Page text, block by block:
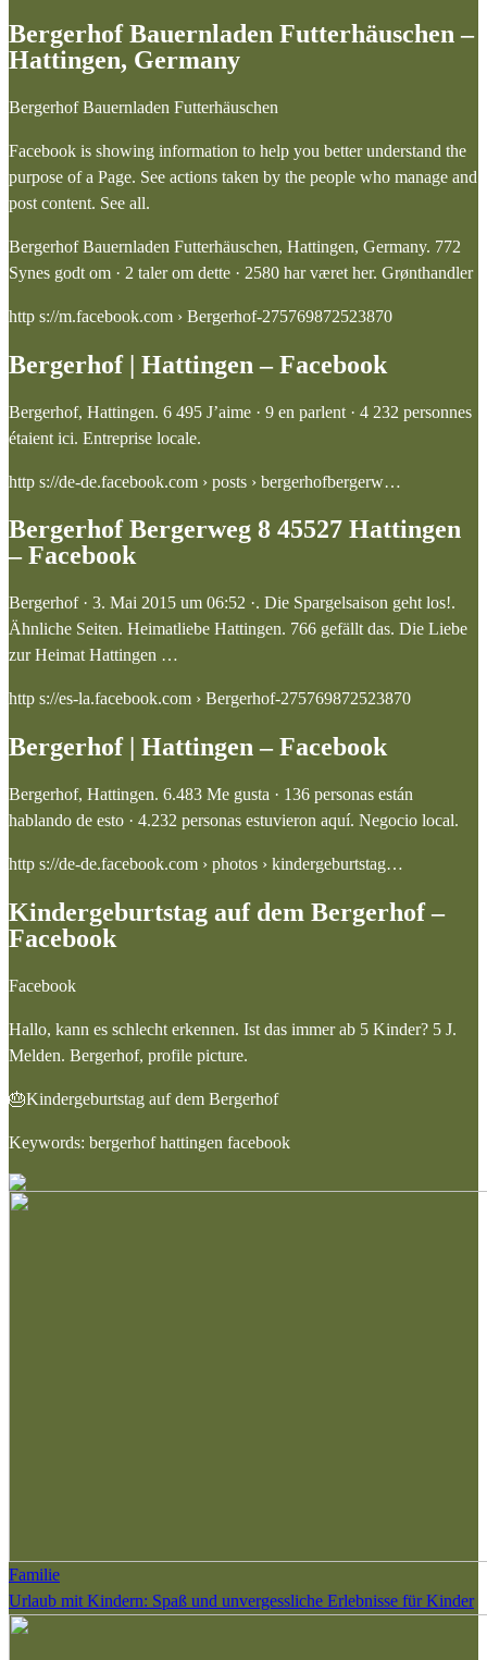
Bergerhof Bauernladen Futterhäuschen –
Hattingen, Germany
Bergerhof Bauernladen Futterhäuschen
Facebook is showing information to help you better understand the
purpose of a Page. See actions taken by the people who manage and
post content. See all.
Bergerhof Bauernladen Futterhäuschen, Hattingen, Germany. 772
Synes godt om · 2 taler om dette · 2580 har været her. Grønthandler
http s://m.facebook.com › Bergerhof-275769872523870
Bergerhof | Hattingen – Facebook
Bergerhof, Hattingen. 6 495 J’aime · 9 en parlent · 4 232 personnes
étaient ici. Entreprise locale.
http s://de-de.facebook.com › posts › bergerhofbergerw…
Bergerhof Bergerweg 8 45527 Hattingen
– Facebook
Bergerhof · 3. Mai 2015 um 06:52 ·. Die Spargelsaison geht los!.
Ähnliche Seiten. Heimatliebe Hattingen. 766 gefällt das. Die Liebe
zur Heimat Hattingen …
http s://es-la.facebook.com › Bergerhof-275769872523870
Bergerhof | Hattingen – Facebook
Bergerhof, Hattingen. 6.483 Me gusta · 136 personas están
hablando de esto · 4.232 personas estuvieron aquí. Negocio local.
http s://de-de.facebook.com › photos › kindergeburtstag…
Kindergeburtstag auf dem Bergerhof –
Facebook
Facebook
Hallo, kann es schlecht erkennen. Ist das immer ab 5 Kinder? 5 J.
Melden. Bergerhof, profile picture.
🎂Kindergeburtstag auf dem Bergerhof
Keywords: bergerhof hattingen facebook
Familie
Urlaub mit Kindern: Spaß und unvergessliche Erlebnisse für Kinder